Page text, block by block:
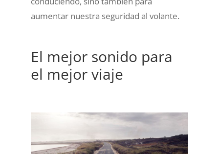
aumentar nuestra seguridad al volante.
El mejor sonido para
el mejor viaje